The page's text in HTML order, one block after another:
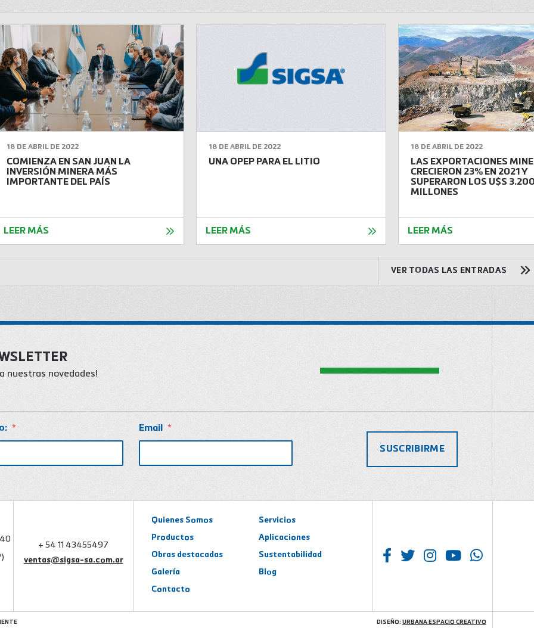
18 DE ABRIL DE 2022
COMIENZA EN SAN JUAN LA
INVERSIÓN MINERA MÁS
IMPORTANTE DEL PAÍS
LEER MÁS
18 DE ABRIL DE 2022
UNA OPEP PARA EL LITIO
LEER MÁS
18 DE ABRIL DE 2022
LAS EXPORTACIONES
CRECIERON 23% EN 2021 Y
SUPERARON LOS U$S
MILLONES
LEER MÁS
VER TODAS LAS ENTRADAS
nuestras novedades!
* Email *
+ 54 11 43455497
ventas@sigsa-sa.com.ar
Quienes Somos Servicios
Productos Aplicaciones
Obras destacadas Sustentabilidad
Galería Blog
Contacto
DISEÑO: URBANA ESPACIO CREATIVO